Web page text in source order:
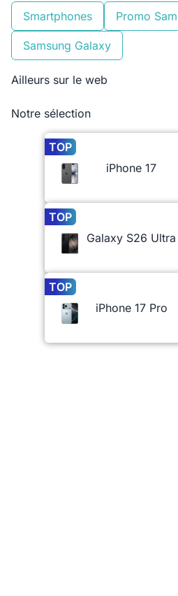
Smartphones Promo
Samsung Galaxy
Ailleurs sur le web
Notre sélection
TOP
iPhone 17
TOP
Galaxy S26 Ultra
TOP
iPhone 17 Pro